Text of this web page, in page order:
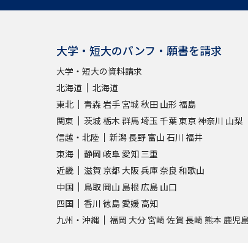
大学・短大のパンフ・願書を請求
大学・短大の資料請求
北海道
北海道
東北
青森 岩手 宮城 秋田 山形 福島
関東
茨城 栃木 群馬埼玉 千葉東京神奈川 山梨
信越・北陸
新潟長野 富山 石川 福井
東海
静岡 岐阜 愛知 三重
近畿
滋賀 京都 大阪兵庫奈良 和歌山
中国
鳥取 岡山 島根 広島 山口
四国
香川 徳島 愛媛 高知
九州・沖縄
福岡 大分 宮崎 佐賀 長崎 熊本 鹿児